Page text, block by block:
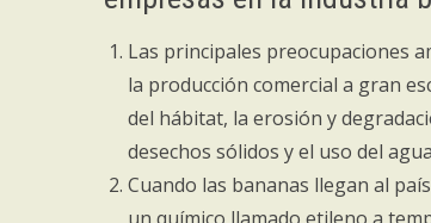
Las principales preocupaciones
la producción comercial a gran
del hábitat, la erosión y
desechos sólidos y el uso del
Cuando las bananas llegan al